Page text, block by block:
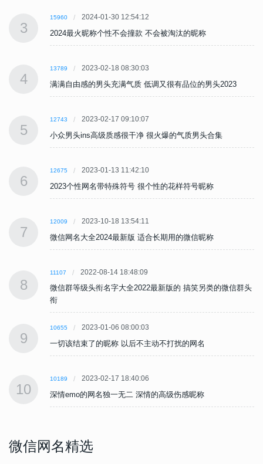
3
15960 2024-01-30 12:54:12
2024最火昵称个性不会撞款 不会被淘汰的昵称
4
13789 2023-02-18 08:30:03
满满自由感的男头充满气质 低调又很有品位的男头2023
5
12743 2023-02-17 09:10:07
小众男头ins高级质感很干净 很火爆的气质男头合集
6
12675 2023-01-13 11:42:10
2023个性网名带特殊符号 很个性的花样符号昵称
7
12009 2023-10-18 13:54:11
微信网名大全2024最新版 适合长期用的微信昵称
8
11107 2022-08-14 18:48:09
微信群等级头衔名字大全2022最新版的 搞笑另类的微信群头
衔
9
10655 2023-01-06 08:00:03
一切该结束了的昵称 以后不主动不打扰的网名
10
10189 2023-02-17 18:40:06
深情emo的网名独一无二 深情的高级伤感昵称
微信网名精选